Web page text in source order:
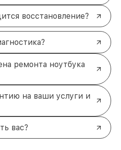
восстановление?
ремонта ноутбука
на ваши услуги и
вас?